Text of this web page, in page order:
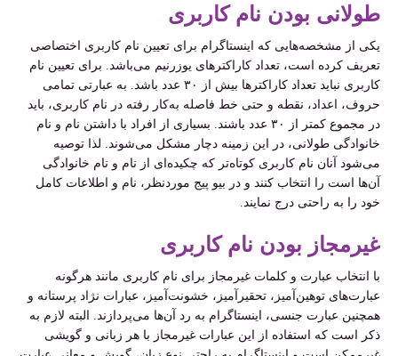
طولانی بودن نام کاربری
یکی از مشخصه‌هایی که اینستاگرام برای تعیین نام کاربری اختصاصی
تعریف کرده است، تعداد کاراکتر‌های یوزرنیم می‌باشد. برای تعیین نام
کاربری نباید تعداد کاراکتر‌ها بیش از ۳۰ عدد باشد. به عبارتی تمامی
حروف، اعداد، نقطه و حتی خط فاصله به‌کار رفته در نام کاربری، باید
در مجموع کمتر از ۳۰ عدد باشند. بسیاری از افراد با داشتن نام و نام
خانوادگی طولانی، در این زمینه دچار مشکل می‌شوند. لذا توصیه
می‌شود آنان نام کاربری کوتاه‌تر که چکیده‌ای از نام و نام خانوادگی
آن‌ها است را انتخاب کنند و در بیو پیج موردنظر، نام و اطلاعات کامل
خود را به راحتی درج نمایند.
غیرمجاز بودن نام کاربری
با انتخاب عبارت و کلمات غیرمجاز برای نام کاربری مانند هرگونه
عبارت‌های توهین‌آمیز، تحقیرآمیز، خشونت‌آمیز، عبارات نژاد پرستانه و
همچنین عبارت جنسی، اینستاگرام به رد آن‌ها می‌پردازند. البته لازم به
ذکر است که استفاده از این عبارات غیرمجاز با هر زبانی و گویشی